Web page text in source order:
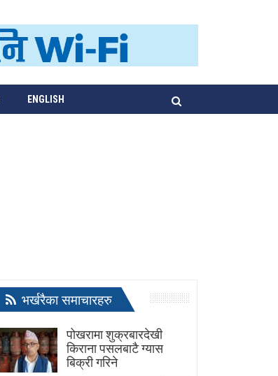
ENGLISH
भर्खरैका समाचारहरु
पोखरामा शुक्रबारदेखी
किराना पसलबाटै ग्यास
बिक्री गरिने